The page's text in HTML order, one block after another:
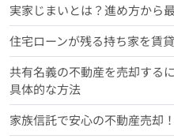
実家じまいとは？進め方から
住宅ローンが残る持ち家を賃
共有名義の不動産を売却する
具体的な方法
家族信託で安心の不動産売却